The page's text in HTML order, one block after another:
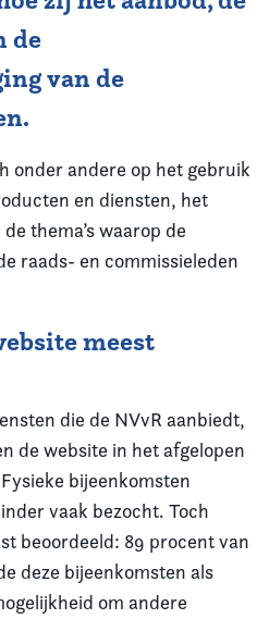
de
van de
onder andere op het gebruik
en diensten, het
thema’s waarop de
raads- en commissieleden
meest
die de NVvR aanbiedt,
de website in het afgelopen
bijeenkomsten
vaak bezocht. Toch
beoordeeld: 89 procent van
deze bijeenkomsten als
om andere